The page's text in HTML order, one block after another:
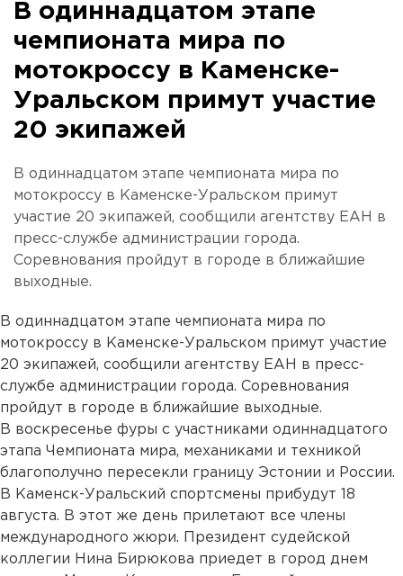
В одиннадцатом этапе
чемпионата мира по
мотокроссу в Каменске-
Уральском примут участие
20 экипажей
В одиннадцатом этапе чемпионата мира по
мотокроссу в Каменске-Уральском примут
участие 20 экипажей, сообщили агентству ЕАН в
пресс-службе администрации города.
Соревнования пройдут в городе в ближайшие
выходные.
В одиннадцатом этапе чемпионата мира по
мотокроссу в Каменске-Уральском примут участие
20 экипажей, сообщили агентству ЕАН в пресс-
службе администрации города. Соревнования
пройдут в городе в ближайшие выходные.
В воскресенье фуры с участниками одиннадцатого
этапа Чемпионата мира, механиками и техникой
благополучно пересекли границу Эстонии и России.
В Каменск-Уральский спортсмены прибудут 18
августа. В этот же день прилетают все члены
международного жюри. Президент судейской
коллегии Нина Бирюкова приедет в город днем